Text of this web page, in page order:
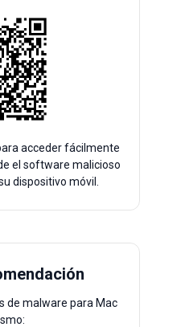
acceder fácilmente
el software malicioso
dispositivo móvil.
de malware para Mac